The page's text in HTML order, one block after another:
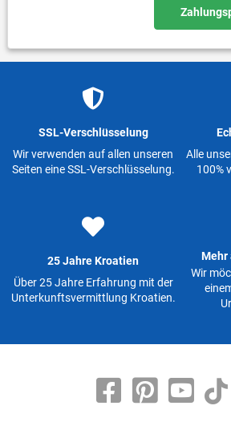
SSL-Verschlüsselung
Wir verwenden auf allen unseren
Seiten eine SSL-Verschlüsselung.
Alle
100%
25 Jahre Kroatien
Über 25 Jahre Erfahrung mit der
Unterkunftsvermittlung Kroatien.
Mehr
Wir